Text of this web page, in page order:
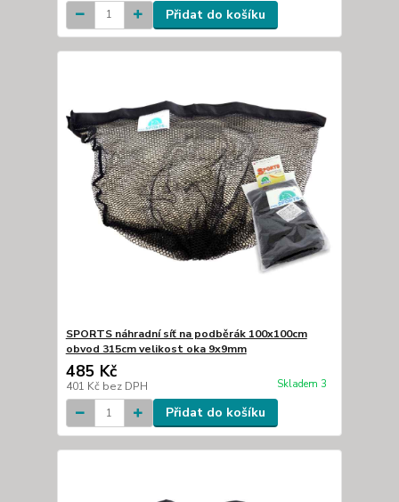
Přidat do košíku
SPORTS náhradní síť na podběrák 100x100cm
obvod 315cm velikost oka 9x9mm
485 Kč
401 Kč bez DPH Skladem 3
Přidat do košíku